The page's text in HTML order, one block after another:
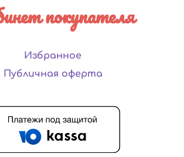
покупателя
Избранное
Публичная оферта